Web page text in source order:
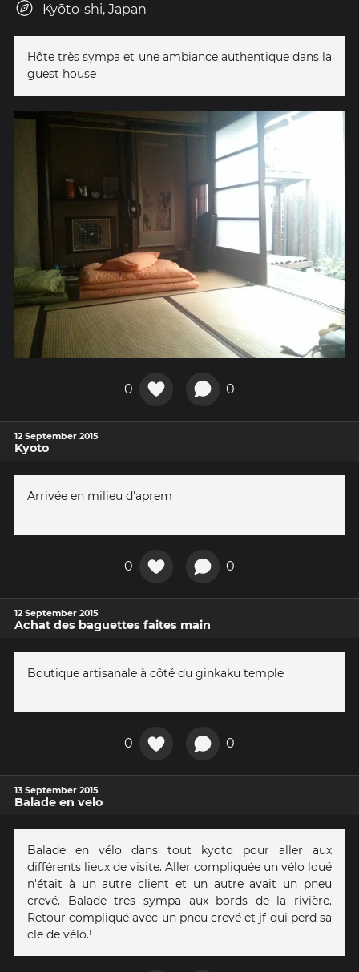
Kyōto-shi, Japan
Hôte très sympa et une ambiance authentique dans la
guest house
0 0
12 September 2015
Kyoto
Arrivée en milieu d'aprem
0 0
12 September 2015
Achat des baguettes faites main
Boutique artisanale à côté du ginkaku temple
0 0
13 September 2015
Balade en velo
Balade en vélo dans tout kyoto pour aller aux
différents lieux de visite. Aller compliquée un vélo loué
n'était à un autre client et un autre avait un pneu
crevé. Balade tres sympa aux bords de la rivière.
Retour compliqué avec un pneu crevé et jf qui perd sa
cle de vélo.!